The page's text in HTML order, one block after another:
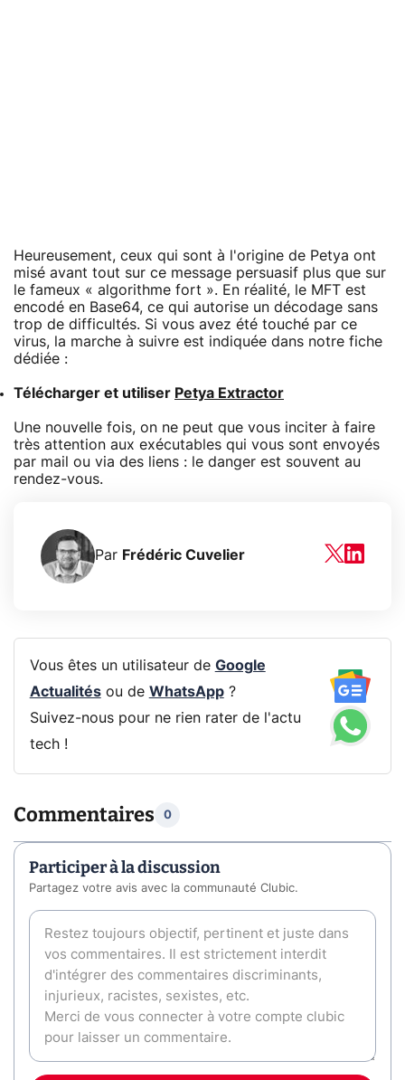
Heureusement, ceux qui sont à l'origine de Petya ont
misé avant tout sur ce message persuasif plus que sur
le fameux « algorithme fort ». En réalité, le MFT est
encodé en Base64, ce qui autorise un décodage sans
trop de difficultés. Si vous avez été touché par ce
virus, la marche à suivre est indiquée dans notre fiche
dédiée :
Télécharger et utiliser Petya Extractor
Une nouvelle fois, on ne peut que vous inciter à faire
très attention aux exécutables qui vous sont envoyés
par mail ou via des liens : le danger est souvent au
rendez-vous.
Par Frédéric Cuvelier
Vous êtes un utilisateur de Google
Actualitésou de WhatsApp?
Suivez-nous pour ne rien rater de l'actu
tech !
Commentaires 0
Participer à la discussion
Partagez votre avis avec la communauté Clubic.